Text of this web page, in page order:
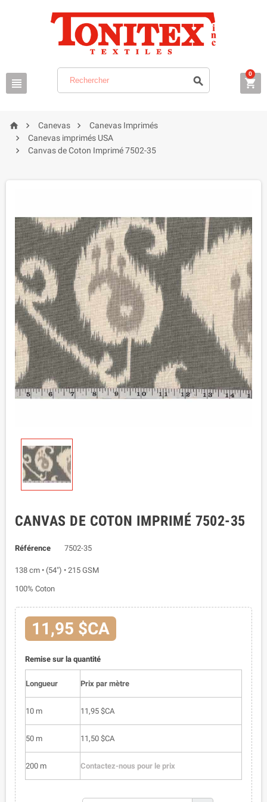
  
0
  Canevas  Canevas Imprimés
 Canevas imprimés USA
 Canvas de Coton Imprimé 7502-35
CANVAS DE COTON IMPRIMÉ 7502-35
Référence 7502-35
138 cm • (54") • 215 GSM
100% Coton
11,95 $CA
Remise sur la quantité
Longueur Prix par mètre
10 m 11,95 $CA
50 m 11,50 $CA
200 m Contactez-nous pour le prix